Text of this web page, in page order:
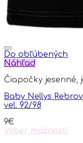
product
page
Do obľúbených
Náhľad
Čiapočky jesenné,
Baby Nellys
vel. 92/98
9€
Výber možností